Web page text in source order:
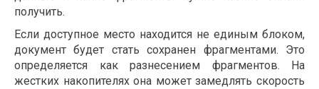
получить.
Если доступное место находится не единым блоком,
документ будет стать сохранен фрагментами. Это
определяется как разнесением фрагментов. На
жестких накопителях она может замедлять скорость